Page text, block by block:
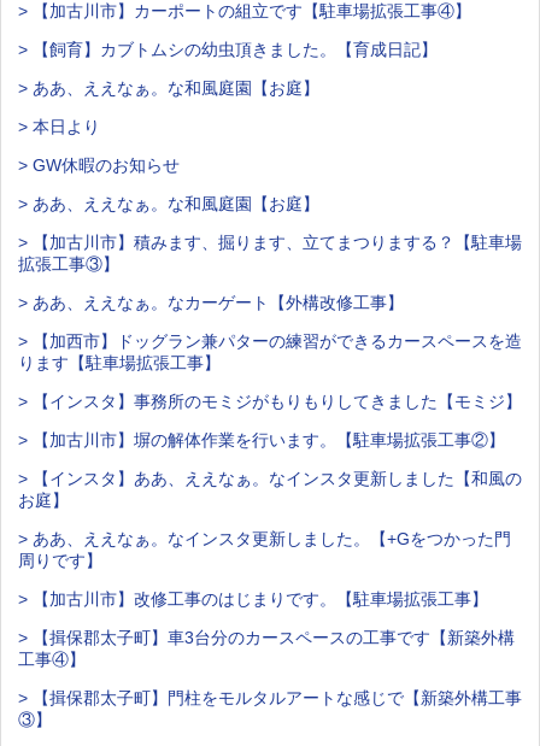
> 【加古川市】カーポートの組立です【駐車場拡張工事④】
> 【飼育】カブトムシの幼虫頂きました。【育成日記】
> ああ、ええなぁ。な和風庭園【お庭】
> 本日より
> GW休暇のお知らせ
> ああ、ええなぁ。な和風庭園【お庭】
> 【加古川市】積みます、掘ります、立てまつりまする？【駐車場
拡張工事③】
> ああ、ええなぁ。なカーゲート【外構改修工事】
> 【加西市】ドッグラン兼パターの練習ができるカースペースを造
ります【駐車場拡張工事】
> 【インスタ】事務所のモミジがもりもりしてきました【モミジ】
> 【加古川市】塀の解体作業を行います。【駐車場拡張工事②】
> 【インスタ】ああ、ええなぁ。なインスタ更新しました【和風の
お庭】
> ああ、ええなぁ。なインスタ更新しました。【+Gをつかった門
周りです】
> 【加古川市】改修工事のはじまりです。【駐車場拡張工事】
> 【揖保郡太子町】車3台分のカースペースの工事です【新築外構
工事④】
> 【揖保郡太子町】門柱をモルタルアートな感じで【新築外構工事
③】